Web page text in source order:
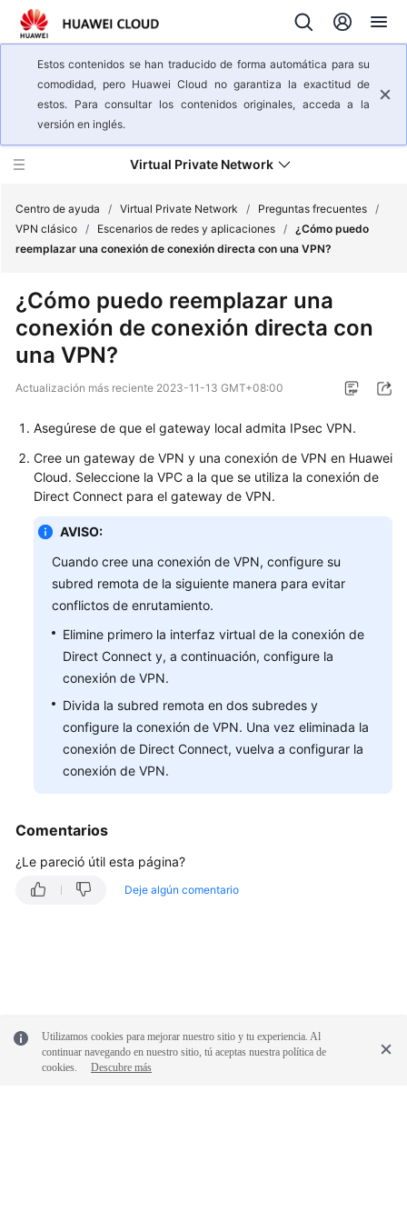
Estos contenidos se han traducido de forma automática para su
comodidad, pero Huawei Cloud no garantiza la exactitud de
estos. Para consultar los contenidos originales, acceda a la
versión en inglés.
Virtual Private Network
del
servicio
Pasos
iniciales
Guía
del
usuario
frecuentes
populares
Consultoría
General
Escenarios
redes
aplicaciones
y
pagos
Operaciones
interconexión
de
Centro de ayuda / Virtual Private Network / Preguntas frecuentes /
VPN clásico / Escenarios de redes y aplicaciones / ¿Cómo puedo
reemplazar una conexión de conexión directa con una VPN?
¿Cómo puedo reemplazar una
conexión de conexión directa con
una VPN?
Actualización más reciente 2023-11-13 GMT+08:00
Asegúrese de que el gateway local admita IPsec VPN.
Cree un gateway de VPN y una conexión de VPN en Huawei
Cloud. Seleccione la VPC a la que se utiliza la conexión de
Direct Connect para el gateway de VPN.
AVISO:
Cuando cree una conexión de VPN, configure su
subred remota de la siguiente manera para evitar
conflictos de enrutamiento.
Elimine primero la interfaz virtual de la conexión de
Direct Connect y, a continuación, configure la
conexión de VPN.
Divida la subred remota en dos subredes y
configure la conexión de VPN. Una vez eliminada la
conexión de Direct Connect, vuelva a configurar la
conexión de VPN.
Comentarios
¿Le pareció útil esta página?
Deje algún comentario
Utilizamos cookies para mejorar nuestro sitio y tu experiencia. Al
continuar navegando en nuestro sitio, tú aceptas nuestra política de
cookies.
Descubre más